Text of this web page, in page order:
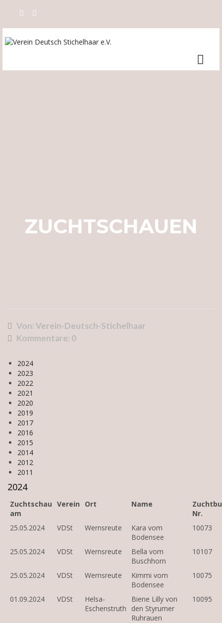
ZUCHTSCHAUEN
Von: Verein-Deutsch-Stichelhaar
Kommentare: 0
2024
2023
2022
2021
2020
2019
2017
2016
2015
2014
2012
2011
2024
Zuchtschau
am
Verein Ort Name
Nr.
25.05.2024
VDSt Wernsreute
Kara vom
Bodensee
10073
25.05.2024 VDSt Wernsreute
Bella vom
Buschhorn
10107
25.05.2024 VDSt Wernsreute
Kimmi vom
Bodensee
10075
01.09.2024 VDSt
Helsa-
Eschenstruth
Biene Lilly von
den Styrumer
Ruhrauen
10095